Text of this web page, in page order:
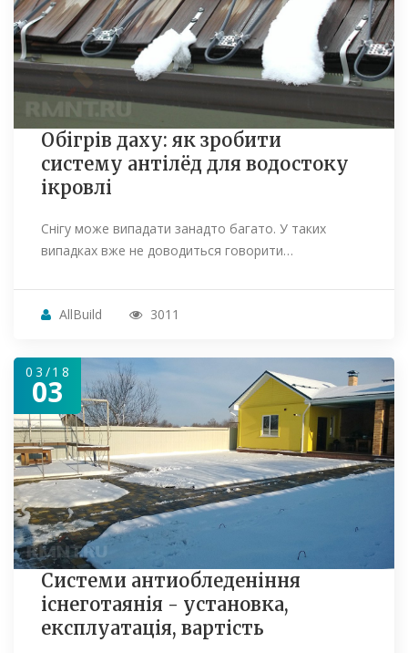
Обігрів даху: як зробити
систему антілёд для водостоку
ікровлі
Снігу може випадати занадто багато. У таких
випадках вже не доводиться говорити…
AllBuild 3011
03/18
03
Системи антиобледеніння
існеготаянія - установка,
експлуатація, вартість